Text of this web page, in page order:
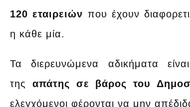
120 εταιρειών που έχουν
η κάθε μία.
Τα διερευνώμενα αδικήματα
της απάτης σε βάρος του
ελεγχόμενοι φέρονται να μην